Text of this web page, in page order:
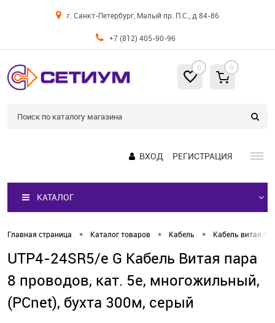
г. Санкт-Петербург, Малый пр. П.С., д 84-86
+7 (812) 405-90-96
0 0
ВХОД РЕГИСТРАЦИЯ
КАТАЛОГ
Главная страница • Каталог товаров • Кабель • Кабель витая
UTP4-24SR5/e G Кабель Витая пара
8 проводов, кат. 5е, многожильный,
(PCnet), бухта 300м, серый